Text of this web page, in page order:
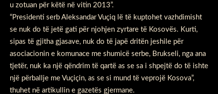
u zotuan për këtë në vitin 2013”.
“Presidenti serb Aleksandar Vuçiq lë të kuptohet vazhdimisht
se nuk do të jetë gati për njohjen zyrtare të Kosovës. Kurti,
sipas të gjitha gjasave, nuk do të japë dritën jeshile për
asociacionin e komunace me shumicë serbe, Brukseli, nga ana
tjetër, nuk ka një qëndrim të qartë as se sa i shpejtë do të ishte
një përballje me Vuçiçin, as se si mund të veprojë Kosova”,
thuhet në artikullin e gazetës gjermane.